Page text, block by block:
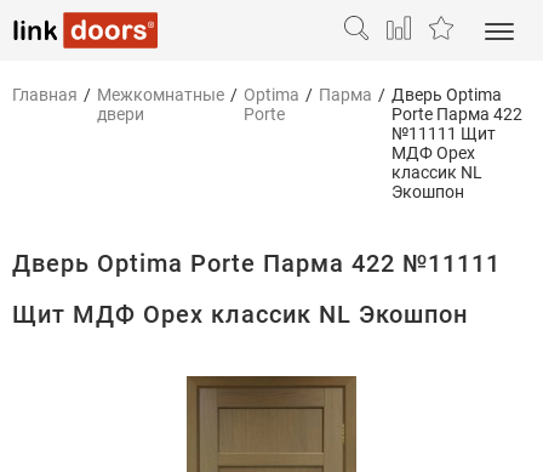
Главная / Межкомнатные
двери
/ Optima
Porte
/ Парма / Дверь Optima
Porte Парма 422
№11111 Щит
МДФ Орех
классик NL
Экошпон
Дверь Optima Porte Парма 422 №11111
Щит МДФ Орех классик NL Экошпон